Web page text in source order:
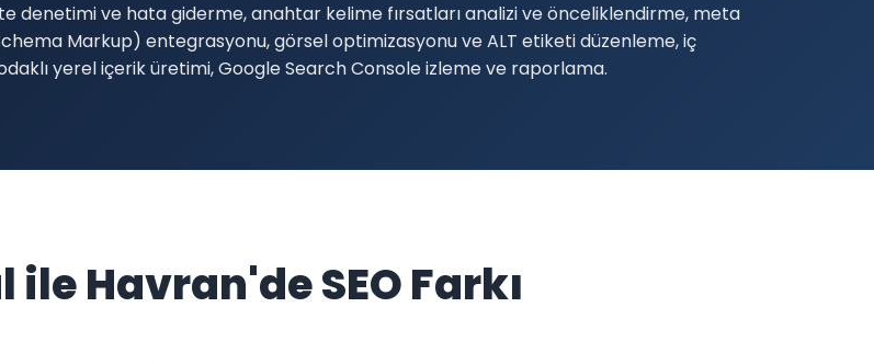
denetimi ve hata giderme, anahtar kelime fırsatları analizi ve önceliklendirme, meta
Markup) entegrasyonu, görsel optimizasyonu ve ALT etiketi düzenleme, iç
yerel içerik üretimi, Google Search Console izleme ve raporlama.
Havran'de SEO Farkı